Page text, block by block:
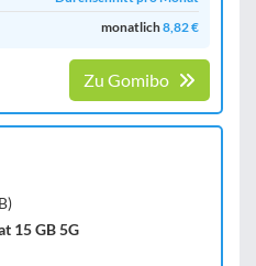
monatlich8,82 €
Zu Gomibo
15 GB 5G